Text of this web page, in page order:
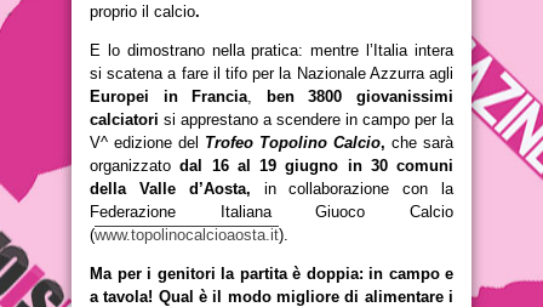
proprio il calcio.
E lo dimostrano nella pratica: mentre l’Italia intera
si scatena a fare il tifo per la Nazionale Azzurra agli
Europei in Francia,
ben 3800 giovanissimi
calciatori si apprestano a scendere in campo per la
V^ edizione del Trofeo Topolino Calcio, che sarà
organizzato dal 16 al 19 giugno in 30 comuni
della Valle d’Aosta, in collaborazione con la
Federazione Italiana Giuoco Calcio
(www.topolinocalcioaosta.it).
Ma per i genitori la partita è doppia: in campo e
a tavola! Qual è il modo migliore di alimentare i